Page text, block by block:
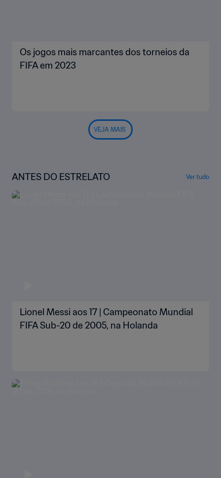
Os jogos mais marcantes dos torneios da
FIFA em 2023
VEJA MAIS
ANTES DO ESTRELATO Ver tudo
Lionel Messi aos 17 | Campeonato Mundial
FIFA Sub-20 de 2005, na Holanda